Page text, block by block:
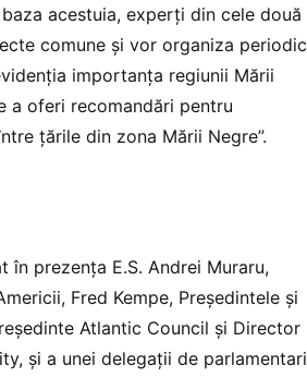
acestuia, experți din cele două
comune și vor organiza periodic
importanța regiunii Mării
a oferi recomandări pentru
țările din zona Mării Negre”.
prezența E.S. Andrei Muraru,
Fred Kempe, Președintele și
Atlantic Council și Director
și a unei delegații de parlamentari